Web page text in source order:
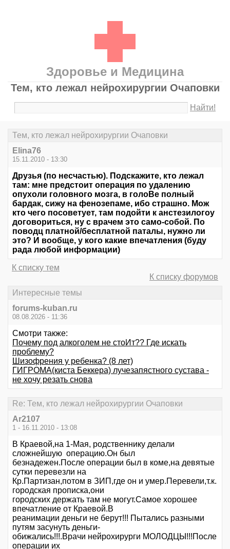
Здоровье и Медицина
Тем, кто лежал нейрохирургии Очаповки
Найти!
Тем, кто лежал нейрохирургии Очаповки
Elina76
15.11.2010 - 13:30
Друзья (по несчастью). Подскажите, кто лежал
там: мне предстоит операция по удалению
опухоли головного мозга, в голоВе полный
бардак, сижу на фенозепаме, ибо страшно. Мож
кто чего посоветует, там подойти к анстезилогоу
договориться, ну с врачем это само-собой. По
поводц платной/бесплатной паталы, нужно ли
это? И вообще, у кого какие впечатления (буду
рада любой информации)
К списку тем
К списку форумов
Интересные темы
forums-kuban.ru
08.08.2026 - 11:36
Смотри также:
Почему под алкоголем не стоИт?? Где искать
проблему?
Шизофрения у ребенка? (8 лет)
ГИГРОМА(киста Беккера) лучезапястного сустава -
не хочу резать снова
Re: Тем, кто лежал нейрохирургии Очаповки
Ar2107
1 - 16.11.2010 - 13:08
В Краевой,на 1-Мая, родственнику делали
сложнейшую операцию.Он был
безнадежен.После операции был в коме,на девятые
сутки перевезли на
Кр.Партизан,потом в ЗИП,где он и умер.Перевели,т.к.
городская прописка,они
городских держать там не могут.Самое хорошее
впечатление от Краевой.В
реанимации деньги не берут!!! Пытались разными
путям засунуть деньги-
обижались!!!.Врачи нейрохирурги МОЛОДЦЫ!!!После
операции их